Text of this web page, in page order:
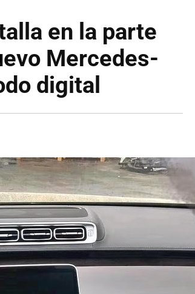
en la parte
Mercedes-
digital